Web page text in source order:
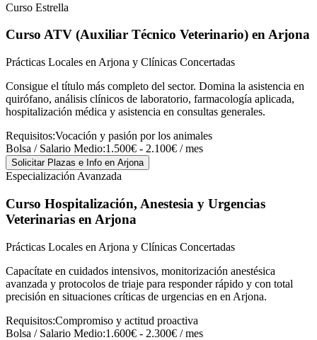
Curso Estrella
Curso ATV (Auxiliar Técnico Veterinario) en Arjona
Prácticas Locales en Arjona y Clínicas Concertadas
Consigue el título más completo del sector. Domina la asistencia en
quirófano, análisis clínicos de laboratorio, farmacología aplicada,
hospitalización médica y asistencia en consultas generales.
Requisitos:Vocación y pasión por los animales
Bolsa / Salario Medio:1.500€ - 2.100€ / mes
Solicitar Plazas e Info en Arjona
Especialización Avanzada
Curso Hospitalización, Anestesia y Urgencias
Veterinarias en Arjona
Prácticas Locales en Arjona y Clínicas Concertadas
Capacítate en cuidados intensivos, monitorización anestésica
avanzada y protocolos de triaje para responder rápido y con total
precisión en situaciones críticas de urgencias en en Arjona.
Requisitos:Compromiso y actitud proactiva
Bolsa / Salario Medio:1.600€ - 2.300€ / mes